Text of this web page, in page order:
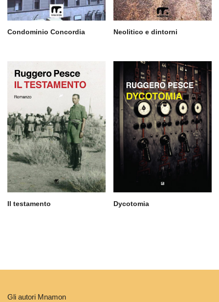
Condominio Concordia Neolitico e dintorni
Il testamento Dycotomia
Gli autori Mnamon